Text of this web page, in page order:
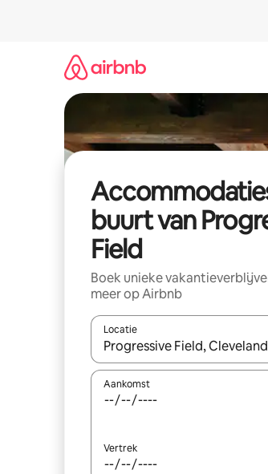
buurt van
Field
Boek unieke
meer op Airbnb
Locatie
Wanneer er resultaten
Aankomst
Vertrek